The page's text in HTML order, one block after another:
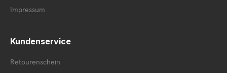
Impressum
Kundenservice
Retourenschein